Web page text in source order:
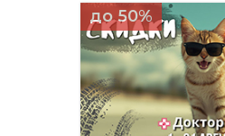
до 50%